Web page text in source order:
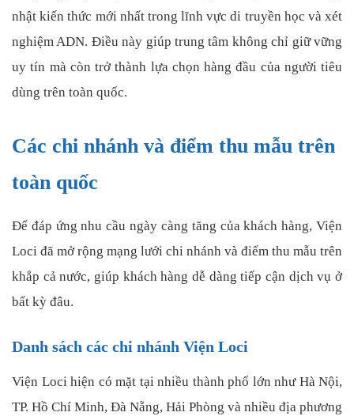
nhật kiến thức mới nhất trong lĩnh vực di truyền học và xét
nghiệm ADN. Điều này giúp trung tâm không chỉ giữ vững
uy tín mà còn trở thành lựa chọn hàng đầu của người tiêu
dùng trên toàn quốc.
Các chi nhánh và điểm thu mẫu trên
toàn quốc
Để đáp ứng nhu cầu ngày càng tăng của khách hàng, Viện
Loci đã mở rộng mạng lưới chi nhánh và điểm thu mẫu trên
khắp cả nước, giúp khách hàng dễ dàng tiếp cận dịch vụ ở
bất kỳ đâu.
Danh sách các chi nhánh Viện Loci
Viện Loci hiện có mặt tại nhiều thành phố lớn như Hà Nội,
TP. Hồ Chí Minh, Đà Nẵng, Hải Phòng và nhiều địa phương